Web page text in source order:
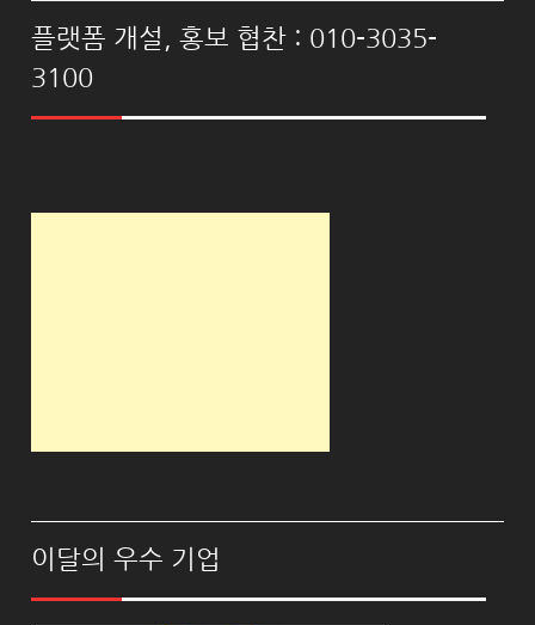
플랫폼 개설, 홍보 협찬 : 010-3035-
3100
이달의 우수 기업